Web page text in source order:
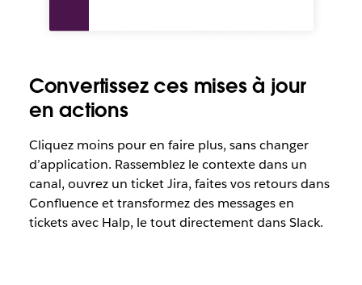
Convertissez ces mises à jour
en actions
Cliquez moins pour en faire plus, sans changer
d’application. Rassemblez le contexte dans un
canal, ouvrez un ticket Jira, faites vos retours dans
Confluence et transformez des messages en
tickets avec Halp, le tout directement dans Slack.